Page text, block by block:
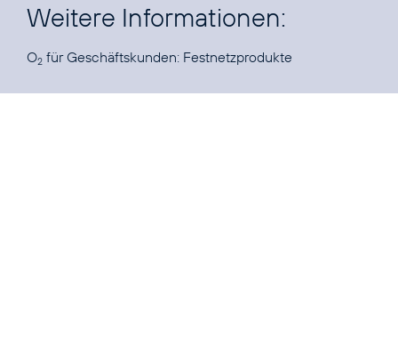
Weitere Informationen:
O2 für Geschäftskunden: Festnetzprodukte